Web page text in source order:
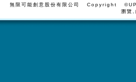
無限可能創意股份有限公司 Copyright
瀏